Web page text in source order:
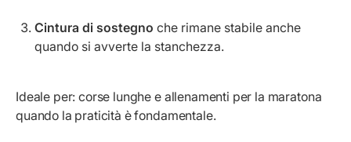
Cintura di sostegno che rimane stabile anche
quando si avverte la stanchezza.
Ideale per: corse lunghe e allenamenti per la maratona
quando la praticità è fondamentale.